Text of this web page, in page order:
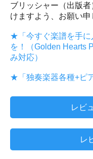
ブリッシャー（出版
けますよう、お願い申
★「今すぐ楽譜を手に
を！（Golden Hearts
み対応）
★「独奏楽器各種+ピ
レビ
レ